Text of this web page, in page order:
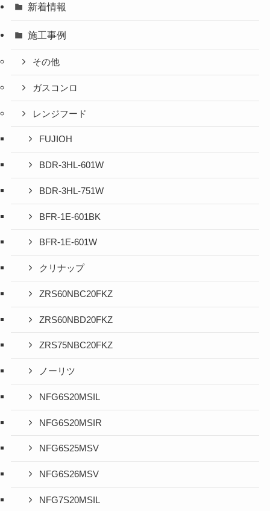
新着情報
施工事例
その他
ガスコンロ
レンジフード
FUJIOH
BDR-3HL-601W
BDR-3HL-751W
BFR-1E-601BK
BFR-1E-601W
クリナップ
ZRS60NBC20FKZ
ZRS60NBD20FKZ
ZRS75NBC20FKZ
ノーリツ
NFG6S20MSIL
NFG6S20MSIR
NFG6S25MSV
NFG6S26MSV
NFG7S20MSIL